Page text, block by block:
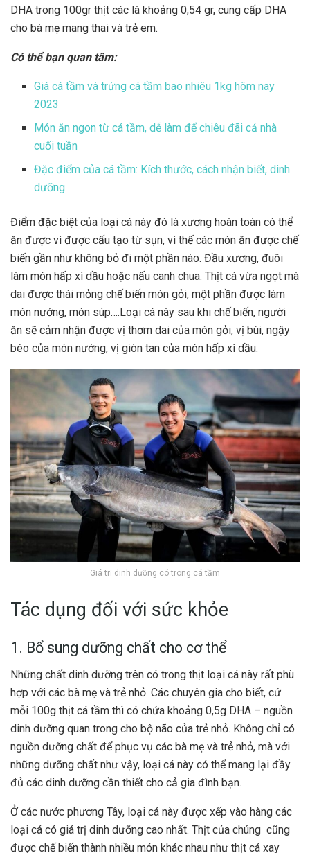
DHA trong 100gr thịt các là khoảng 0,54 gr, cung cấp DHA
cho bà mẹ mang thai và trẻ em.
Có thể bạn quan tâm:
Giá cá tầm và trứng cá tầm bao nhiêu 1kg hôm nay
2023
Món ăn ngon từ cá tầm, dễ làm để chiêu đãi cả nhà
cuối tuần
Đặc điểm của cá tầm: Kích thước, cách nhận biết, dinh
dưỡng
Điểm đặc biệt của loại cá này đó là xương hoàn toàn có thể
ăn được vì được cấu tạo từ sụn, vì thế các món ăn được chế
biến gần như không bỏ đi một phần nào. Đầu xương, đuôi
làm món hấp xì dầu hoặc nấu canh chua. Thịt cá vừa ngọt mà
dai được thái mỏng chế biến món gỏi, một phần được làm
món nướng, món súp….Loại cá này sau khi chế biến, người
ăn sẽ cảm nhận được vị thơm dai của món gỏi, vị bùi, ngậy
béo của món nướng, vị giòn tan của món hấp xì dầu.
Giá trị dinh dưỡng có trong cá tầm
Tác dụng đối với sức khỏe
1. Bổ sung dưỡng chất cho cơ thể
Những chất dinh dưỡng trên có trong thịt loại cá này rất phù
hợp với các bà mẹ và trẻ nhỏ. Các chuyên gia cho biết, cứ
mỗi 100g thịt cá tầm thì có chứa khoảng 0,5g DHA – nguồn
dinh dưỡng quan trong cho bộ não của trẻ nhỏ. Không chỉ có
nguồn dưỡng chất để phục vụ các bà mẹ và trẻ nhỏ, mà với
những dưỡng chất như vậy, loại cá này có thể mang lại đầy
đủ các dinh dưỡng cần thiết cho cả gia đình bạn.
Ở các nước phương Tây, loại cá này được xếp vào hàng các
loại cá có giá trị dinh dưỡng cao nhất. Thịt của chúng cũng
được chế biến thành nhiều món khác nhau như thịt cá xay